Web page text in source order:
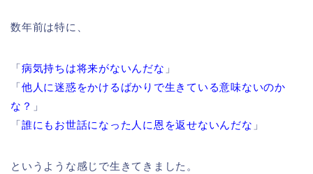
数年前は特に、
「病気持ちは将来がないんだな 」
「他人に迷惑をかけるばかりで生きている意味ないのか
な？ 」
「誰にもお世話になった人に恩を返せないんだな 」
というような感じで生きてきました。